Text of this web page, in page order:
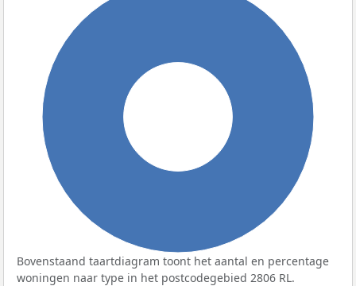
Bovenstaand taartdiagram toont het aantal en percentage
woningen naar type in het postcodegebied 2806 RL.